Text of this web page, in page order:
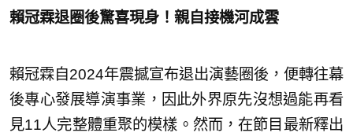
賴冠霖退圈後驚喜現身！親自接機河成雲
賴冠霖自2024年震撼宣布退出演藝圈後，便轉往幕
後專心發展導演事業，因此外界原先沒想過能再看
見11人完整體重聚的模樣。然而，在節目最新釋出